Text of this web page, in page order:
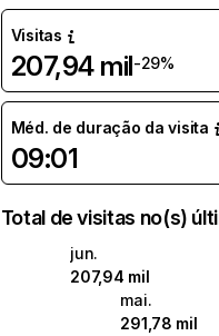
Visitas
207,94 mil-29%
Méd. de duração da visita
09:01
Total de visitas no(s)
jun.
207,94 mil
mai.
291,78 mil